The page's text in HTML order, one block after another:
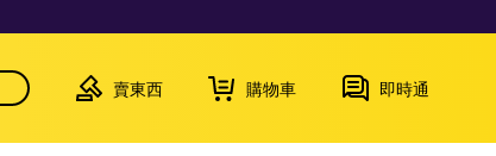
賣東西 購物車 即時通